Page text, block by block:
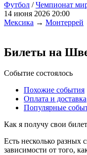
Футбол /Чемпионат
14 июня 2026 20:00
Мексика → Монтеррей
Билеты на
Событие состоялось
Похожие события
Оплата и доставка
Популярные
Как я получу свои
Есть несколько разных
зависимости от того,